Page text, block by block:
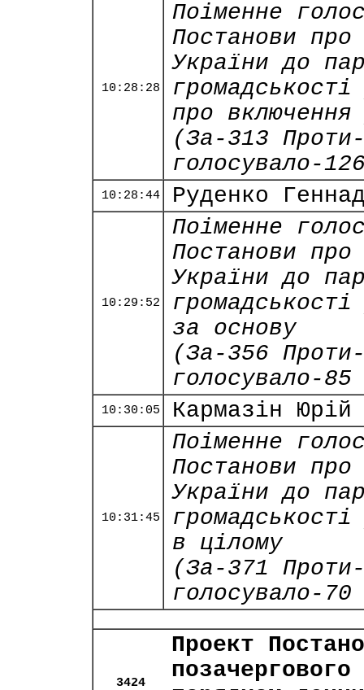
10:28:28
Поіменне
Постанови про
України до
про
(За-313
голосувало-
10:28:44 Руденко
10:29:52
Поіменне
Постанови про
України до
за основу
(За-356
голосувало-
10:30:05 Кармазін Юрій
10:31:45
Поіменне
Постанови про
України до
в цілому
(За-371
голосувало-
3424
Проект